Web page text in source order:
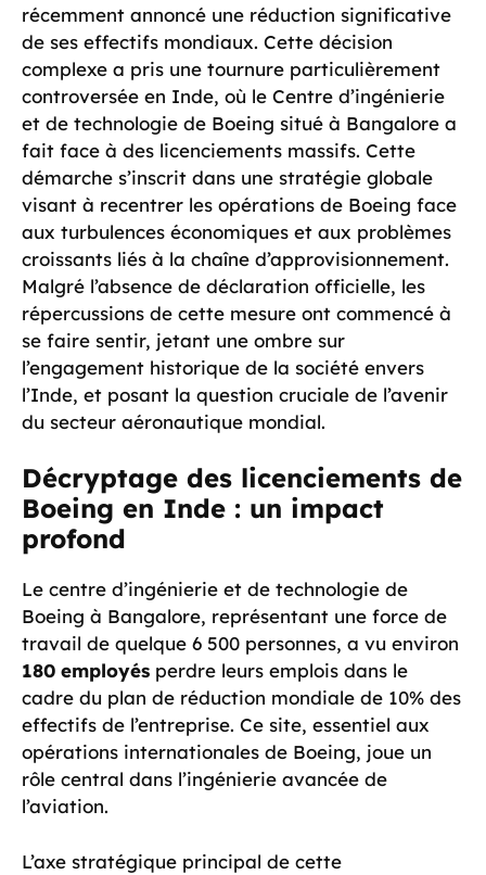
récemment annoncé une réduction significative
de ses effectifs mondiaux. Cette décision
complexe a pris une tournure particulièrement
controversée en Inde, où le Centre d’ingénierie
et de technologie de Boeing situé à Bangalore a
fait face à des licenciements massifs. Cette
démarche s’inscrit dans une stratégie globale
visant à recentrer les opérations de Boeing face
aux turbulences économiques et aux problèmes
croissants liés à la chaîne d’approvisionnement.
Malgré l’absence de déclaration officielle, les
répercussions de cette mesure ont commencé à
se faire sentir, jetant une ombre sur
l’engagement historique de la société envers
l’Inde, et posant la question cruciale de l’avenir
du secteur aéronautique mondial.
Décryptage des licenciements de
Boeing en Inde : un impact
profond
Le centre d’ingénierie et de technologie de
Boeing à Bangalore, représentant une force de
travail de quelque 6 500 personnes, a vu environ
180 employés perdre leurs emplois dans le
cadre du plan de réduction mondiale de 10% des
effectifs de l’entreprise. Ce site, essentiel aux
opérations internationales de Boeing, joue un
rôle central dans l’ingénierie avancée de
l’aviation.
L’axe stratégique principal de cette